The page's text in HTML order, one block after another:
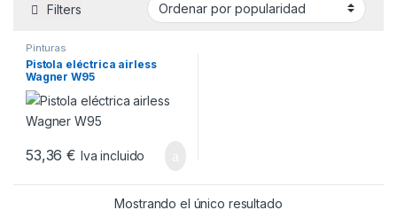
Filters
Pinturas
Pistola eléctrica airless
Wagner W95
53,36€ Iva incluido
Mostrando el único resultado